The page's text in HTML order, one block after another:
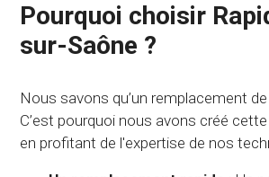
Pourquoi choisir
sur-Saône ?
Nous savons qu’un remplacement
C’est pourquoi nous avons créé
en profitant de l'expertise de nos